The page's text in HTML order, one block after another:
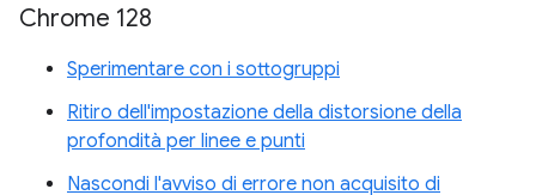
Chrome 128
Sperimentare con i sottogruppi
Ritiro dell'impostazione della distorsione della
profondità per linee e punti
Nascondi l'avviso di errore non acquisito di